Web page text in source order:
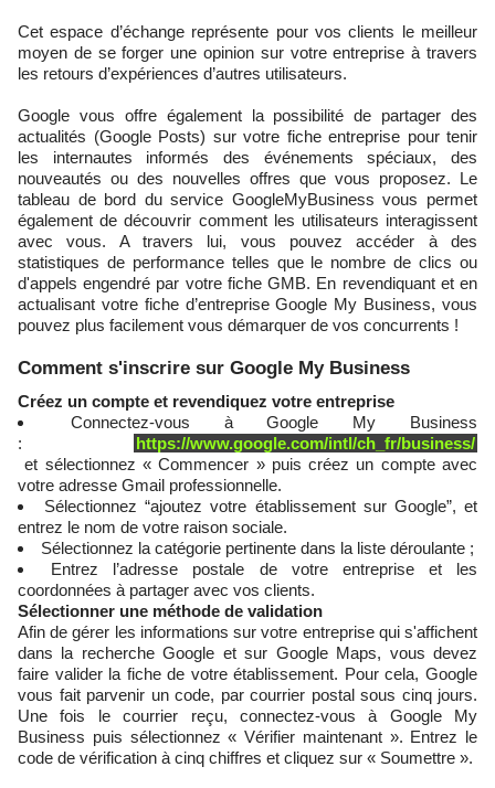
Cet espace d’échange représente pour vos clients le meilleur
moyen de se forger une opinion sur votre entreprise à travers
les retours d’expériences d’autres utilisateurs.
Google vous offre également la possibilité de partager des
actualités (Google Posts) sur votre fiche entreprise pour tenir
les internautes informés des événements spéciaux, des
nouveautés ou des nouvelles offres que vous proposez. Le
tableau de bord du service GoogleMyBusiness vous permet
également de découvrir comment les utilisateurs interagissent
avec vous. A travers lui, vous pouvez accéder à des
statistiques de performance telles que le nombre de clics ou
d'appels engendré par votre fiche GMB. En revendiquant et en
actualisant votre fiche d’entreprise Google My Business, vous
pouvez plus facilement vous démarquer de vos concurrents !
Comment s'inscrire sur Google My Business
Créez un compte et revendiquez votre entreprise
Connectez-vous à Google My Business
:
https://www.google.com/intl/ch_fr/business/
et sélectionnez « Commencer » puis créez un compte avec
votre adresse Gmail professionnelle.
Sélectionnez “ajoutez votre établissement sur Google”, et
entrez le nom de votre raison sociale.
Sélectionnez la catégorie pertinente dans la liste déroulante ;
Entrez l’adresse postale de votre entreprise et les
coordonnées à partager avec vos clients.
Sélectionner une méthode de validation
Afin de gérer les informations sur votre entreprise qui s'affichent
dans la recherche Google et sur Google Maps, vous devez
faire valider la fiche de votre établissement. Pour cela, Google
vous fait parvenir un code, par courrier postal sous cinq jours.
Une fois le courrier reçu, connectez-vous à Google My
Business puis sélectionnez « Vérifier maintenant ». Entrez le
code de vérification à cinq chiffres et cliquez sur « Soumettre ».